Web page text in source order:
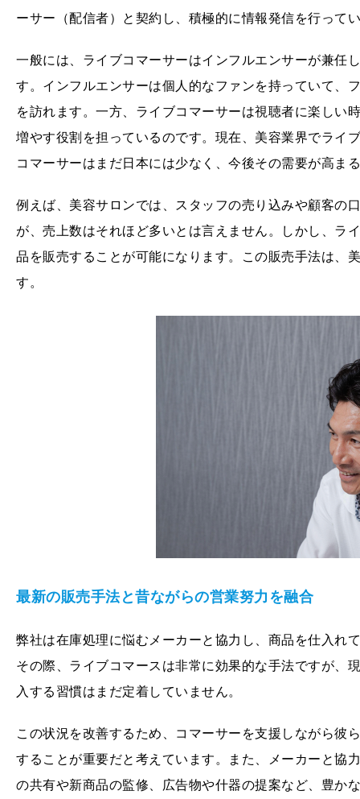
ーサー（配信者）と契約し、積極的に情報発信を行って
一般には、ライブコマーサーはインフルエンサーが兼任
す。インフルエンサーは個人的なファンを持っていて、
を訪れます。一方、ライブコマーサーは視聴者に楽しい
増やす役割を担っているのです。現在、美容業界でライ
コマーサーはまだ日本には少なく、今後その需要が高ま
例えば、美容サロンでは、スタッフの売り込みや顧客の
が、売上数はそれほど多いとは言えません。しかし、ラ
品を販売することが可能になります。この販売手法は、
す。
最新の販売手法と昔ながらの営業努力を融合
弊社は在庫処理に悩むメーカーと協力し、商品を仕入れ
その際、ライブコマースは非常に効果的な手法ですが、
入する習慣はまだ定着していません。
この状況を改善するため、コマーサーを支援しながら彼
することが重要だと考えています。また、メーカーと協
の共有や新商品の監修、広告物や什器の提案など、豊か